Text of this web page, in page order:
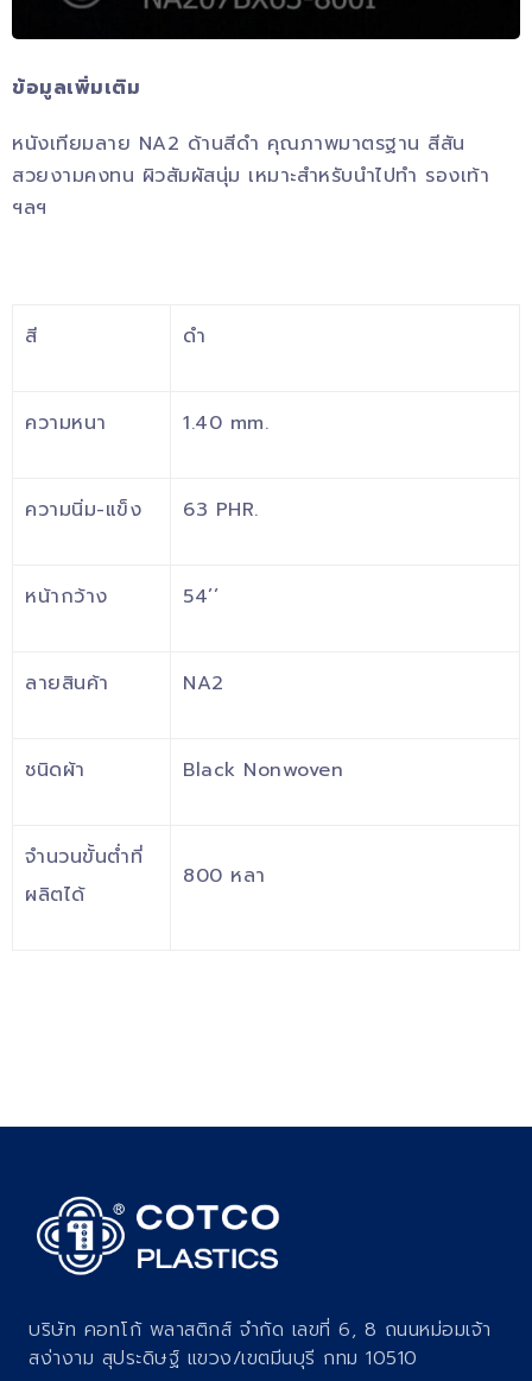
ข้อมูลเพิ่มเติม
หนังเทียมลาย NA2 ด้านสีดำ คุณภาพมาตรฐาน สีสัน
สวยงามคงทน ผิวสัมผัสนุ่ม เหมาะสำหรับนำไปทำ รองเท้า
ฯลฯ
สี ดำ
ความหนา 1.40 mm.
ความนิ่ม-แข็ง 63 PHR.
หน้ากว้าง 54’’
ลายสินค้า NA2
ชนิดผ้า Black Nonwoven
จำนวนขั้นต่ำที่
ผลิตได้
800 หลา
บริษัท คอทโก้ พลาสติกส์ จำกัด เลขที่ 6, 8 ถนนหม่อมเจ้า
สง่างาม สุประดิษฐ์ แขวง/เขตมีนบุรี กทม 10510